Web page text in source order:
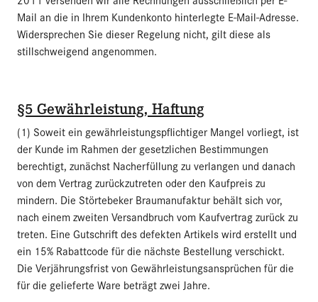
Mail an die in Ihrem Kundenkonto hinterlegte E-Mail-Adresse.
Widersprechen Sie dieser Regelung nicht, gilt diese als
stillschweigend angenommen.
§5 Gewährleistung, Haftung
(1) Soweit ein gewährleistungspflichtiger Mangel vorliegt, ist
der Kunde im Rahmen der gesetzlichen Bestimmungen
berechtigt, zunächst Nacherfüllung zu verlangen und danach
von dem Vertrag zurückzutreten oder den Kaufpreis zu
mindern. Die Störtebeker Braumanufaktur behält sich vor,
nach einem zweiten Versandbruch vom Kaufvertrag zurück zu
treten. Eine Gutschrift des defekten Artikels wird erstellt und
ein 15% Rabattcode für die nächste Bestellung verschickt.
Die Verjährungsfrist von Gewährleistungsansprüchen für die
für die gelieferte Ware beträgt zwei Jahre.